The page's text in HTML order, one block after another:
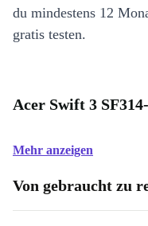
du mindestens 12
gratis testen.
Acer Swift 3
Mehr anzeigen
Von gebraucht zu